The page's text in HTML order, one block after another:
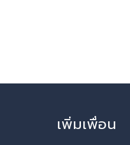
เพิ่มเพื่อน